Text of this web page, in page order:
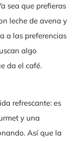
sea que prefieras
leche de avena y
a las preferencias
algo
da el café.
refrescante: es
y una
Así que la